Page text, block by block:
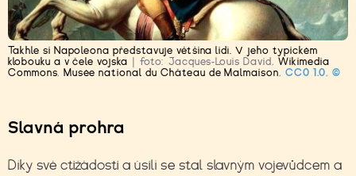
Takhle si Napoleona představuje většina lidí. V jeho typickém
klobouku a v čele vojska
foto: Jacques-Louis David, Wikimedia
Commons, Musée national du Château de Malmaison,CC0 1.0, ©
Slavná prohra
Díky své ctižádosti a úsilí se stal slavným vojevůdcem a